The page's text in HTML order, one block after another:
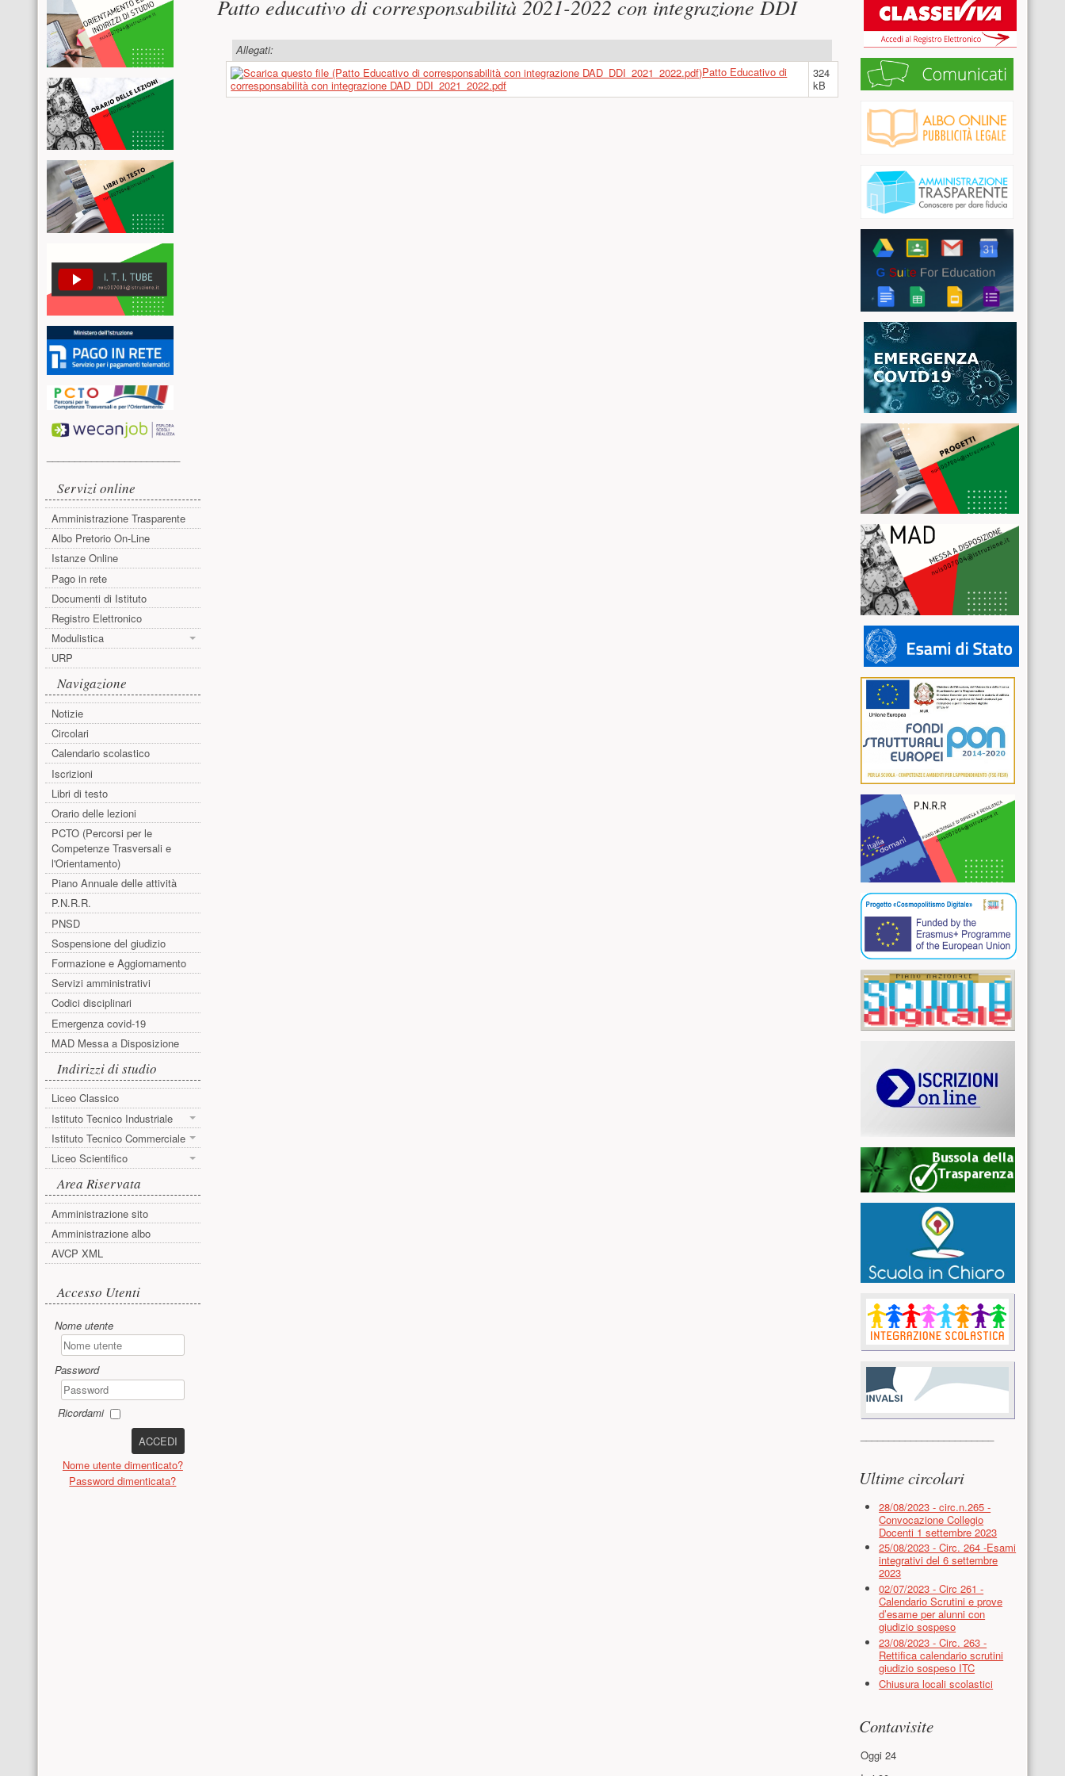
Servizi online
Amministrazione Trasparente
Albo Pretorio On-Line
Istanze Online
Pago in rete
Documenti di Istituto
Registro Elettronico
Modulistica
URP
Navigazione
Notizie
Circolari
Calendario scolastico
Iscrizioni
Libri di testo
Orario delle lezioni
PCTO (Percorsi per le
Competenze Trasversali e
l'Orientamento)
Piano Annuale delle attività
P.N.R.R.
PNSD
Sospensione del giudizio
Formazione e Aggiornamento
Servizi amministrativi
Codici disciplinari
Emergenza covid-19
MAD Messa a Disposizione
Indirizzi di studio
Liceo Classico
Istituto Tecnico Industriale
Istituto Tecnico Commerciale
Liceo Scientifico
Area Riservata
Amministrazione sito
Amministrazione albo
AVCP XML
Accesso utente
Accesso Utenti
Nome utente
Password
Ricordami
ACCEDI
Nome utente dimenticato?
Password dimenticata?
Patto educativo di corresponsabilità 2021-2022 con integrazione DDI
Allegati:
Patto Educativo di
corresponsabilità con integrazione DAD_DDI_2021_2022.pdf
324
kB
Ultime circolari
28/08/2023 - circ.n.265 -
Convocazione Collegio
Docenti 1 settembre 2023
25/08/2023 - Circ. 264 -Esami
integrativi del 6 settembre
2023
02/07/2023 - Circ 261 -
Calendario Scrutini e prove
d’esame per alunni con
giudizio sospeso
23/08/2023 - Circ. 263 -
Rettifica calendario scrutini
giudizio sospeso ITC
Chiusura locali scolastici
Contavisite
Oggi 24